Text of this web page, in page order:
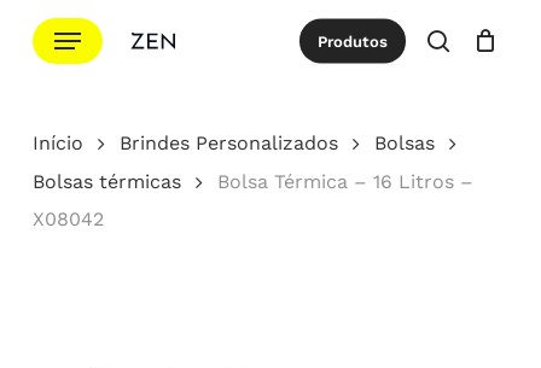
para
principal
Menu Produtos
procurar
Cotação Close
Início Brindes Personalizados
Bolsas
Bolsas térmicas
Bolsa Térmica – 16 Litros –
X08042